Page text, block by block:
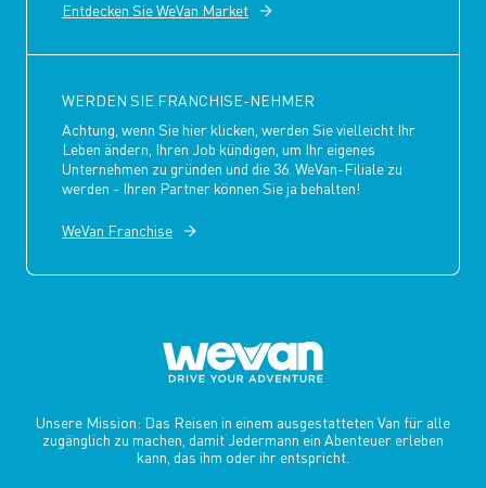
Entdecken Sie WeVan Market
WERDEN SIE FRANCHISE-NEHMER
Achtung, wenn Sie hier klicken, werden Sie vielleicht Ihr
Leben ändern, Ihren Job kündigen, um Ihr eigenes
Unternehmen zu gründen und die 36. WeVan-Filiale zu
werden - Ihren Partner können Sie ja behalten!
WeVan Franchise
Unsere Mission: Das Reisen in einem ausgestatteten Van für alle
zugänglich zu machen, damit Jedermann ein Abenteuer erleben
kann, das ihm oder ihr entspricht.